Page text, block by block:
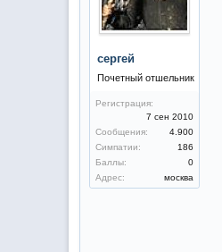
сергей
Почетный отшельник
Регистрация:
7 сен 2010
Сообщения:
4.900
Симпатии:
186
Баллы:
0
Адрес:
москва